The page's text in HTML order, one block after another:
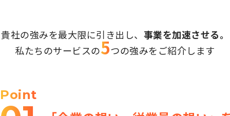
貴社の強みを最大限に引き出し、 事業を加速させる。
私たちのサービスの5つの強みをご紹介します
Point